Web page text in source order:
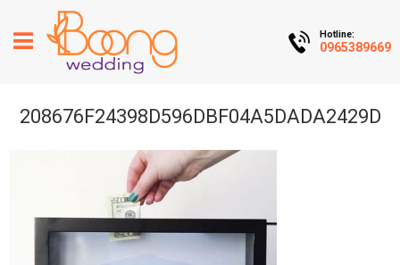
Hotline:
0965389669
208676F24398D596DBF04A5DADA2429D